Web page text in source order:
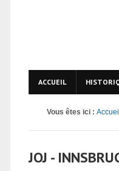
ACCUEIL
Vous êtes ici : Accueil
JOJ -